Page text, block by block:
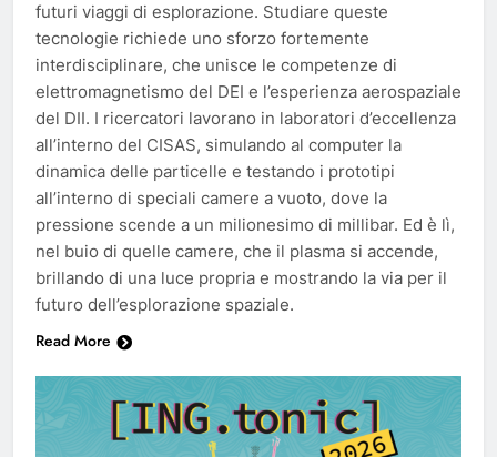
futuri viaggi di esplorazione. Studiare queste
tecnologie richiede uno sforzo fortemente
interdisciplinare, che unisce le competenze di
elettromagnetismo del DEI e l’esperienza aerospaziale
del DII. I ricercatori lavorano in laboratori d’eccellenza
all’interno del CISAS, simulando al computer la
dinamica delle particelle e testando i prototipi
all’interno di speciali camere a vuoto, dove la
pressione scende a un milionesimo di millibar. Ed è lì,
nel buio di quelle camere, che il plasma si accende,
brillando di una luce propria e mostrando la via per il
futuro dell’esplorazione spaziale.
Read More